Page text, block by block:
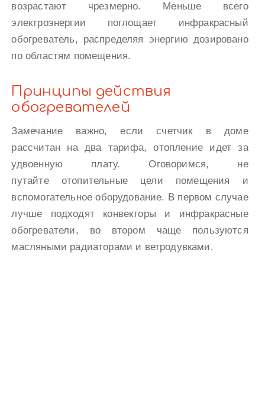
возрастают чрезмерно. Меньше всего
электроэнергии поглощает инфракрасный
обогреватель, распределяя энергию дозировано
по областям помещения.
Принципы действия
обогревателей
Замечание важно, если счетчик в доме
рассчитан на два тарифа, отопление идет за
удвоенную плату. Оговоримся, не
путайте отопительные цели помещения и
вспомогательное оборудование. В первом случае
лучше подходят конвекторы и инфракрасные
обогреватели, во втором чаще пользуются
масляными радиаторами и ветродувками.